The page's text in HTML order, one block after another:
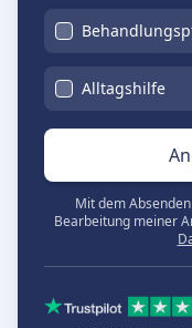
Alltagshilfe
Mit dem
Bearbeitung meiner